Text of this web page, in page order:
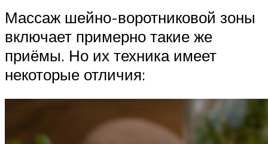
Массаж шейно-воротниковой зоны
включает примерно такие же
приёмы. Но их техника имеет
некоторые отличия: